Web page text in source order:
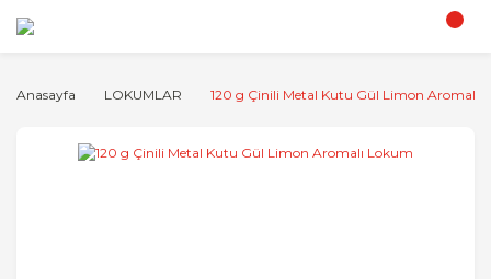
Anasayfa LOKUMLAR 120 g Çinili Metal Kutu Gül Limon Aromalı